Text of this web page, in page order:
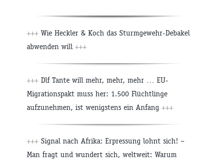
+++ Wie Heckler & Koch das Sturmgewehr-Debakel
abwenden will +++
+++ Dlf Tante will mehr, mehr, mehr … EU-
Migrationspakt muss her: 1.500 Flüchtlinge
aufzunehmen, ist wenigstens ein Anfang +++
+++ Signal nach Afrika: Erpressung lohnt sich! –
Man fragt und wundert sich, weltweit: Warum